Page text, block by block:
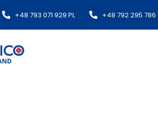
+48 793 071 929 PL +48 792 295 786